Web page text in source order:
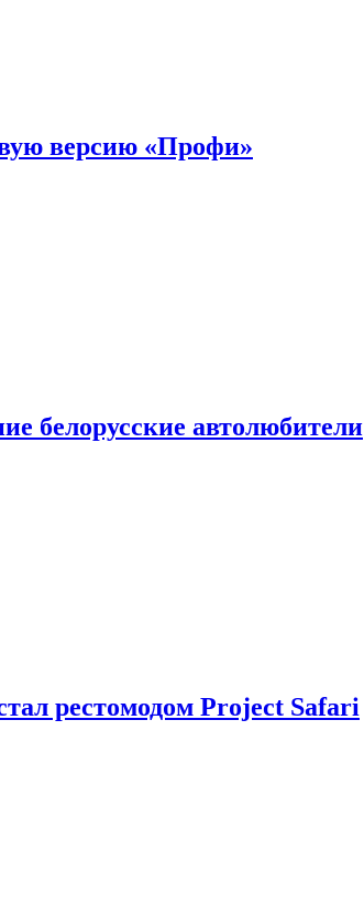
версию «Профи»
белорусские автолюбители
рестомодом Project Safari